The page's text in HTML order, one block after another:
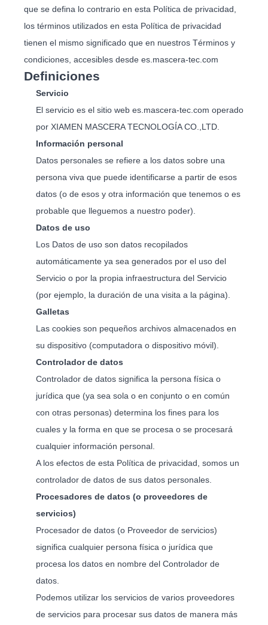
que se defina lo contrario en esta Política de privacidad,
los términos utilizados en esta Política de privacidad
tienen el mismo significado que en nuestros Términos y
condiciones, accesibles desde es.mascera-tec.com
Definiciones
Servicio
El servicio es el sitio web es.mascera-tec.com operado
por XIAMEN MASCERA TECNOLOGÍA CO.,LTD.
Información personal
Datos personales se refiere a los datos sobre una
persona viva que puede identificarse a partir de esos
datos (o de esos y otra información que tenemos o es
probable que lleguemos a nuestro poder).
Datos de uso
Los Datos de uso son datos recopilados
automáticamente ya sea generados por el uso del
Servicio o por la propia infraestructura del Servicio
(por ejemplo, la duración de una visita a la página).
Galletas
Las cookies son pequeños archivos almacenados en
su dispositivo (computadora o dispositivo móvil).
Controlador de datos
Controlador de datos significa la persona física o
jurídica que (ya sea sola o en conjunto o en común
con otras personas) determina los fines para los
cuales y la forma en que se procesa o se procesará
cualquier información personal.
A los efectos de esta Política de privacidad, somos un
controlador de datos de sus datos personales.
Procesadores de datos (o proveedores de
servicios)
Procesador de datos (o Proveedor de servicios)
significa cualquier persona física o jurídica que
procesa los datos en nombre del Controlador de
datos.
Podemos utilizar los servicios de varios proveedores
de servicios para procesar sus datos de manera más